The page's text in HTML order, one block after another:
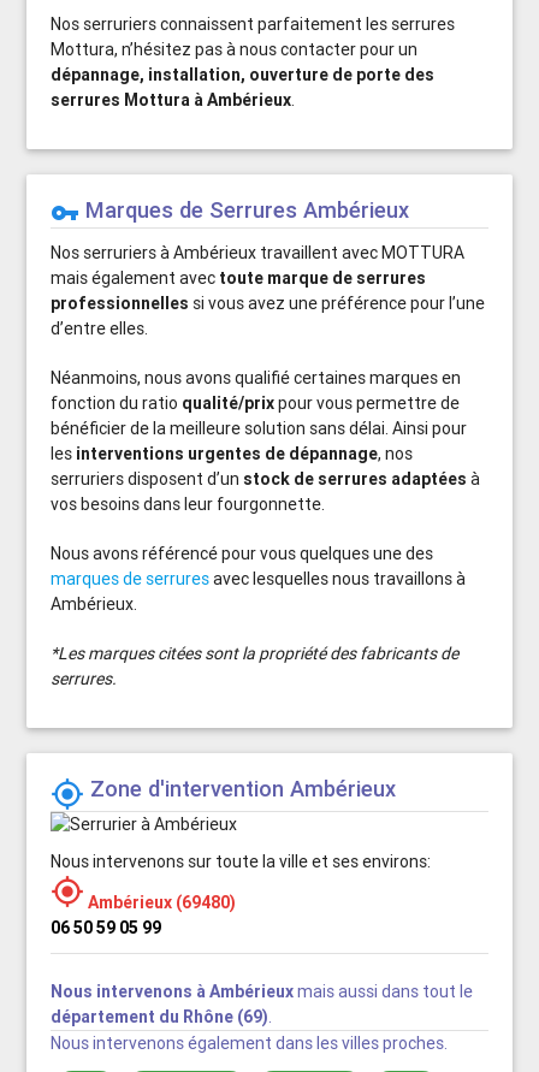
Nos serruriers connaissent parfaitement les serrures
Mottura, n’hésitez pas à nous contacter pour un
dépannage, installation, ouverture de porte des
serrures Mottura à Ambérieux.
vpn_key Marques de Serrures Ambérieux
Nos serruriers à Ambérieux travaillent avec MOTTURA
mais également avec toute marque de serrures
professionnelles si vous avez une préférence pour l’une
d’entre elles.
Néanmoins, nous avons qualifié certaines marques en
fonction du ratio qualité/prixpour vous permettre de
bénéficier de la meilleure solution sans délai. Ainsi pour
les interventions urgentes de dépannage, nos
serruriers disposent d’un stock de serrures adaptées à
vos besoins dans leur fourgonnette.
Nous avons référencé pour vous quelques une des
marques de serruresavec lesquelles nous travaillons à
Ambérieux.
*Les marques citées sont la propriété des fabricants de
serrures.
 Zone d'intervention Ambérieux
Nous intervenons sur toute la ville et ses environs:
 Ambérieux (69480)
06 50 59 05 99
Nous intervenons à Ambérieuxmais aussi dans tout le
département du Rhône (69).
Nous intervenons également dans les villes proches.